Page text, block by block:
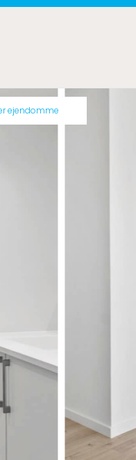
ejendomme